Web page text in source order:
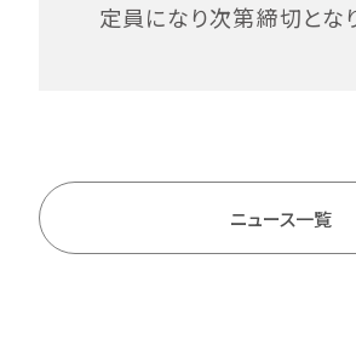
定員になり次第締切とな
ニュース一覧